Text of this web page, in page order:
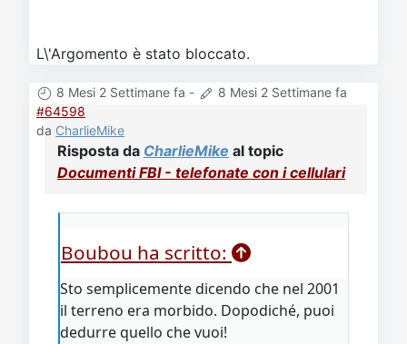
L\'Argomento è stato bloccato.
8 Mesi 2 Settimane fa -
8 Mesi 2 Settimane fa
#64598
da CharlieMike
Risposta da CharlieMike al topic
Documenti FBI - telefonate con i cellulari
Boubou ha scritto:
Sto semplicemente dicendo che nel 2001
il terreno era morbido. Dopodiché, puoi
dedurre quello che vuoi!